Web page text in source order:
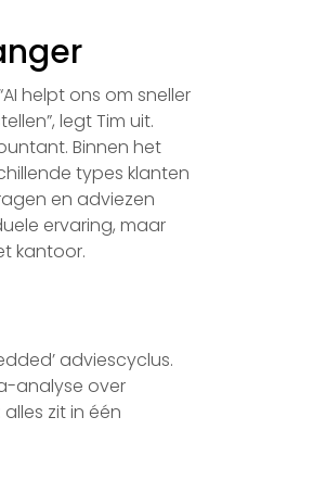
helpt ons om sneller
legt Tim uit.
Binnen het
types klanten
en adviezen
ervaring, maar
kantoor.
adviescyclus.
analyse over
zit in één